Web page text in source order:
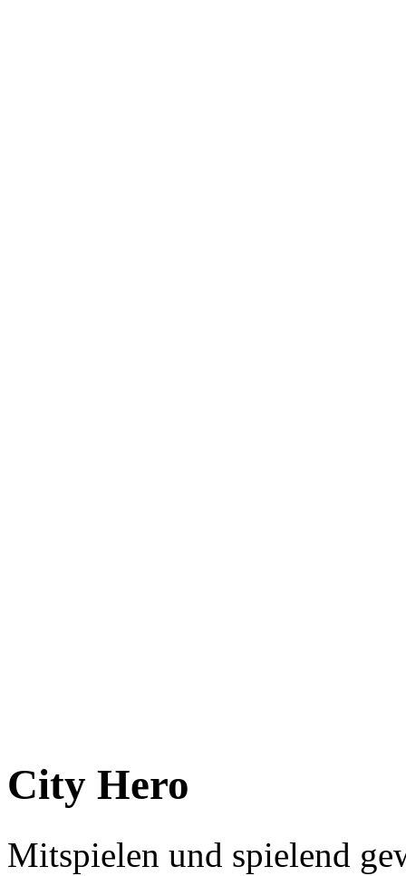
City Hero
Mitspielen und spielend